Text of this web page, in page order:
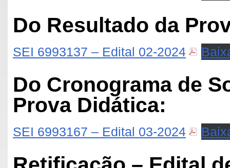
Do Resultado da
SEI 6993137 – Edital 02-2024
Do Cronograma de
Prova Didática:
SEI 6993167 – Edital 03-2024